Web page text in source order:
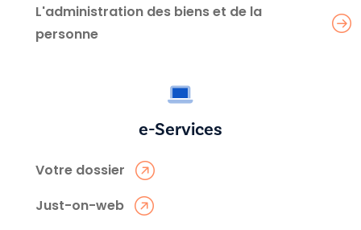
L'administration des biens et de la
personne
e-Services
Votre dossier
Just-on-web